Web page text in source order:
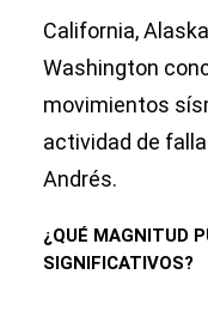
California,
Washington
movimientos
actividad de
Andrés.
¿QUÉ MAGNITUD
SIGNIFICATIVOS?